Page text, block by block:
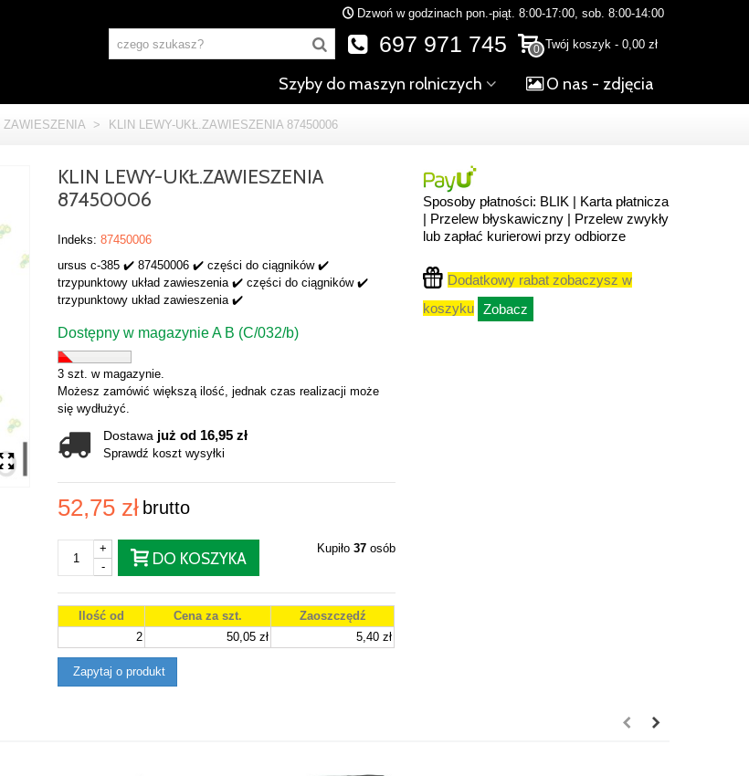
Dzwoń w godzinach pon.-piąt. 8:00-17:00, sob. 8:00-14:00
0 Twój koszyk - 0,00 zł
697 971 745
Szyby do maszyn rolniczych O nas - zdjęcia
ZAWIESZENIA > KLIN LEWY-UKŁ.ZAWIESZENIA 87450006
KLIN LEWY-UKŁ.ZAWIESZENIA
87450006
Indeks: 87450006
ursus c-385 ✔️ 87450006 ✔️ części do ciągników ✔️
trzypunktowy układ zawieszenia ✔️ części do ciągników ✔️
trzypunktowy układ zawieszenia ✔️
Dostępny w magazynie A B (C/032/b)
3 szt. w magazynie.
Możesz zamówić większą ilość, jednak czas realizacji może
się wydłużyć.
Dostawa już od 16,95 zł
Sprawdź koszt wysyłki
52,75 zł brutto
-
+
DO KOSZYKA
Kupiło 37osób
Ilość od Cena za szt.
Zaoszczędź
2
50,05 zł 5,40 zł
Zapytaj o produkt
Sposoby płatności: BLIK | Karta płatnicza
| Przelew błyskawiczny | Przelew zwykły
lub zapłać kurierowi przy odbiorze
Dodatkowy rabat zobaczysz w
koszyku Zobacz